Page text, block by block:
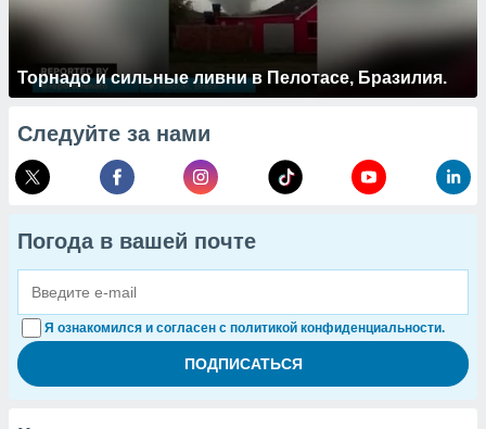
Торнадо и сильные ливни в Пелотасе, Бразилия.
Следуйте за нами
Погода в вашей почте
Я ознакомился и согласен с политикой конфиденциальности.